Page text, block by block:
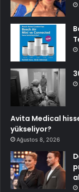
Avita Medical
yükseliyor?
Ağustos 8, 2026